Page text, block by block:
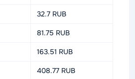
32.7 RUB
81.75 RUB
163.51 RUB
408.77 RUB